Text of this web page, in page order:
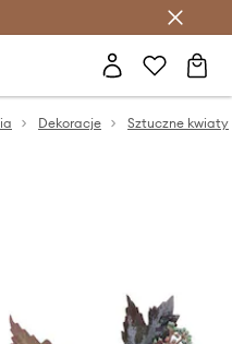
Club >
Dekoracje Sztuczne kwiaty